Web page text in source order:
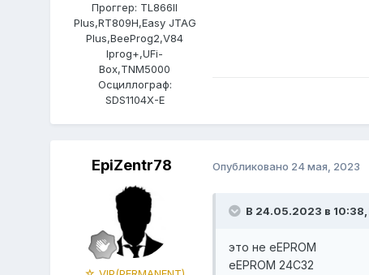
Проггер: TL866II
Plus,RT809H,Easy JTAG
Plus,BeeProg2,V84
Iprog+,UFi-
Box,TNM5000
Осциллограф:
SDS1104X-E
EpiZentr78 Опубликовано 24 мая, 2023
В 24.05.2023 в 10:38,
это не eEPROM
eEPROM 24C32